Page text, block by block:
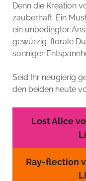
Denn die Kreation
zauberhaft. Ein
ein unbedingter
gewürzig-florale
sonniger
Seid Ihr neugierig
den beiden heute
Lost Alice
Ray-flection